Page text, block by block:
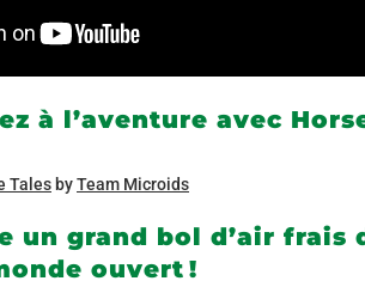
à l’aventure avec
Tales byTeam Microids
un grand bol d’air frais
ouvert !